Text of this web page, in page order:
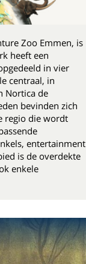
Zoo Emmen, is
heeft een
in vier
centraal, in
Nortica de
bevinden zich
regio die wordt
entertainment
is de overdekte
enkele